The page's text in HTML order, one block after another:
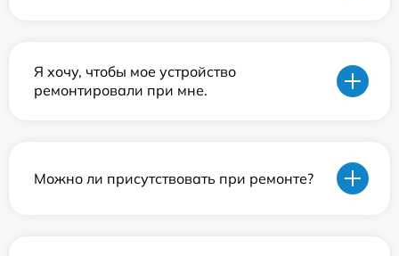
Я хочу, чтобы мое устройство
ремонтировали при мне.
Можно ли присутствовать при ремонте?